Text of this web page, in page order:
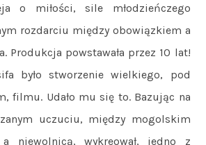
o miłości, sile młodzieńczego
rozdarciu między obowiązkiem a
Produkcja powstawała przez 10 lat!
było stworzenie wielkiego, pod
filmu. Udało mu się to. Bazując na
uczuciu, między mogolskim
niewolnicą, wykreował, jedno z